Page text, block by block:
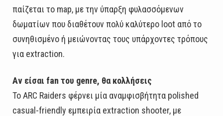
παίζεται το map, με την ύπαρξη φυλασσόμενων
δωματίων που διαθέτουν πολύ καλύτερο loot από το
συνηθισμένο ή μειώνοντας τους υπάρχοντες τρόπους
για extraction.
Αν είσαι fan του genre, θα κολλήσεις
Το ARC Raiders φέρνει μία αναμφισβήτητα polished
casual-friendly εμπειρία extraction shooter, με